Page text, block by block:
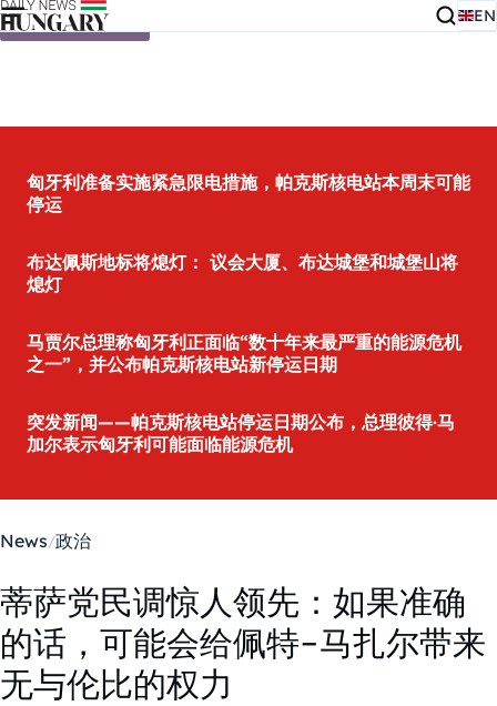
Skip to content EN
匈牙利准备实施紧急限电措施，帕克斯核电站本周末可能
停运
布达佩斯地标将熄灯： 议会大厦、布达城堡和城堡山将
熄灯
马贾尔总理称匈牙利正面临“数十年来最严重的能源危机
之一”，并公布帕克斯核电站新停运日期
突发新闻——帕克斯核电站停运日期公布，总理彼得·马
加尔表示匈牙利可能面临能源危机
News 政治
蒂萨党民调惊人领先：如果准确
的话，可能会给佩特-马扎尔带来
无与伦比的权力